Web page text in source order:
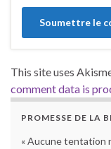
This site uses
comment data is
PROMESSE DE LA
« Aucune tentation